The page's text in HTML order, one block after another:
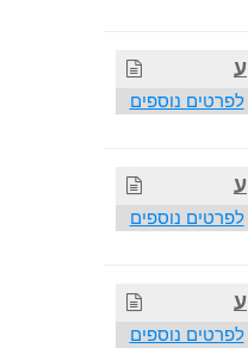
ע
לפרטים נוספים
ע
לפרטים נוספים
ע
לפרטים נוספים